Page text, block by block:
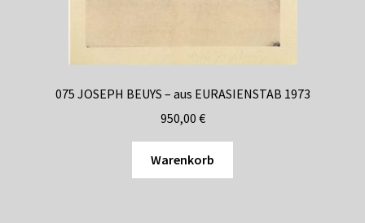
075 JOSEPH BEUYS – aus EURASIENSTAB 1973
950,00 €
Warenkorb